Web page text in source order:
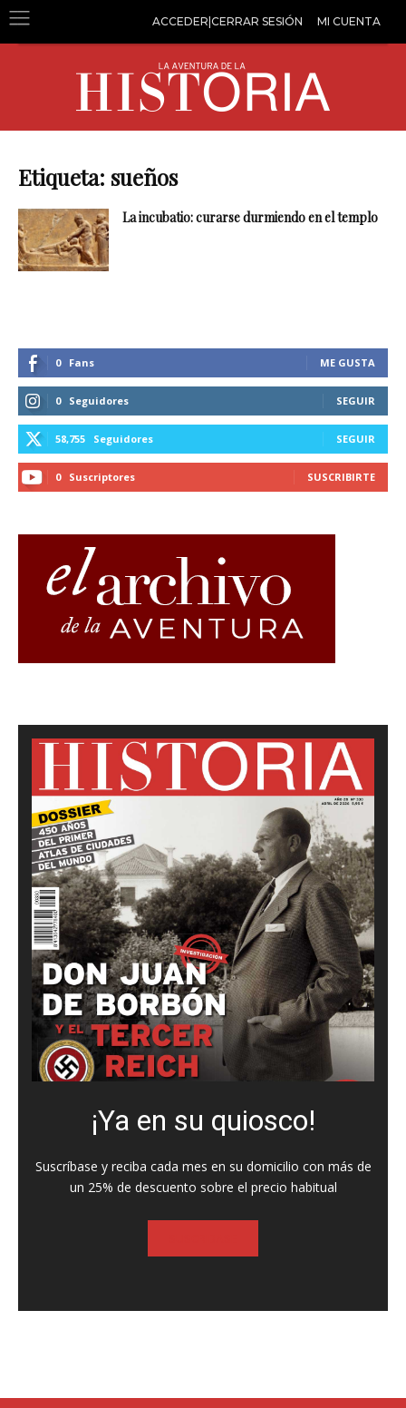
ACCEDER|CERRAR SESIÓN MI CUENTA
Etiqueta: sueños
La incubatio: curarse durmiendo en el templo
0 Fans ME GUSTA
0 Seguidores SEGUIR
58,755 Seguidores SEGUIR
0 Suscriptores SUSCRIBIRTE
¡Ya en su quiosco!
Suscríbase y reciba cada mes en su domicilio con más de
un 25% de descuento sobre el precio habitual